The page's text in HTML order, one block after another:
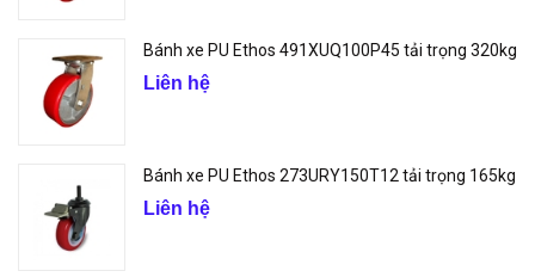
Bánh xe PU Ethos 491XUQ100P45 tải trọng 320kg
Liên hệ
Bánh xe PU Ethos 273URY150T12 tải trọng 165kg
Liên hệ